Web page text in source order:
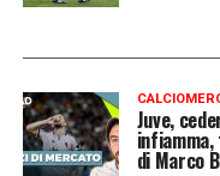
Juve,
infiamma,
di Marco